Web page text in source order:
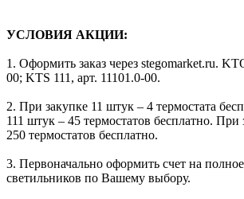
УСЛОВИЯ АКЦИИ:
1. Оформить заказ через stegomarket.ru.
00; KTS 111, арт. 11101.0-00.
2. При закупке 11 штук – 4 термостата
111 штук – 45 термостатов бесплатно.
250 термостатов бесплатно.
3. Первоначально оформить счет на
светильников по Вашему выбору.